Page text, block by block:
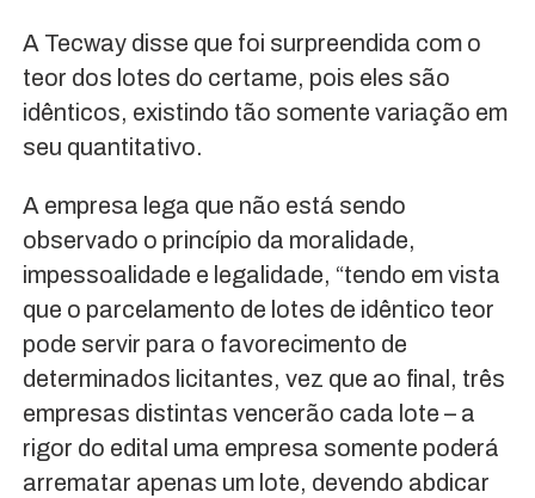
A Tecway disse que foi surpreendida com o
teor dos lotes do certame, pois eles são
idênticos, existindo tão somente variação em
seu quantitativo.
A empresa lega que não está sendo
observado o princípio da moralidade,
impessoalidade e legalidade, “tendo em vista
que o parcelamento de lotes de idêntico teor
pode servir para o favorecimento de
determinados licitantes, vez que ao final, três
empresas distintas vencerão cada lote – a
rigor do edital uma empresa somente poderá
arrematar apenas um lote, devendo abdicar